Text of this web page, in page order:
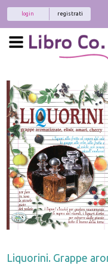
registrati
login
Liquorini. Grappe